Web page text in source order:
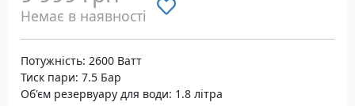
Немає в наявності
Потужність: 2600 Ватт
Тиск пари: 7.5 Бар
Об'єм резервуару для води: 1.8 літра